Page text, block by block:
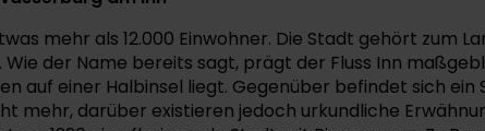
mehr als 12.000 Einwohner. Die Stadt gehört zum
der Name bereits sagt, prägt der Fluss Inn
auf einer Halbinsel liegt. Gegenüber befindet sich
mehr, darüber existieren jedoch urkundliche